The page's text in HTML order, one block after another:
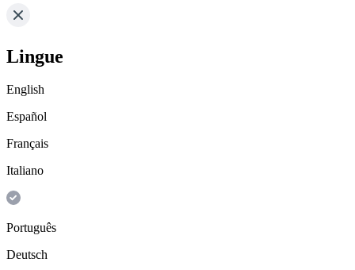
Lingue
English
Español
Français
Italiano
Português
Deutsch